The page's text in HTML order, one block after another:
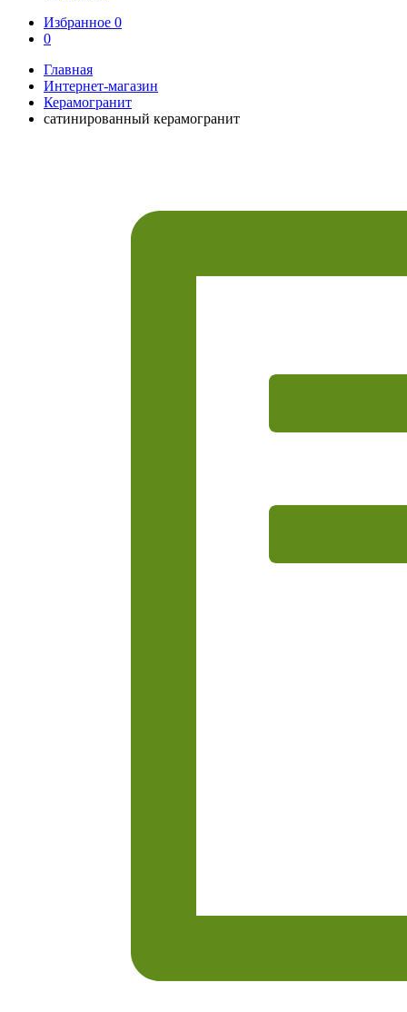
Избранное 0
0
Главная
Интернет-магазин
Керамогранит
сатинированный керамогранит